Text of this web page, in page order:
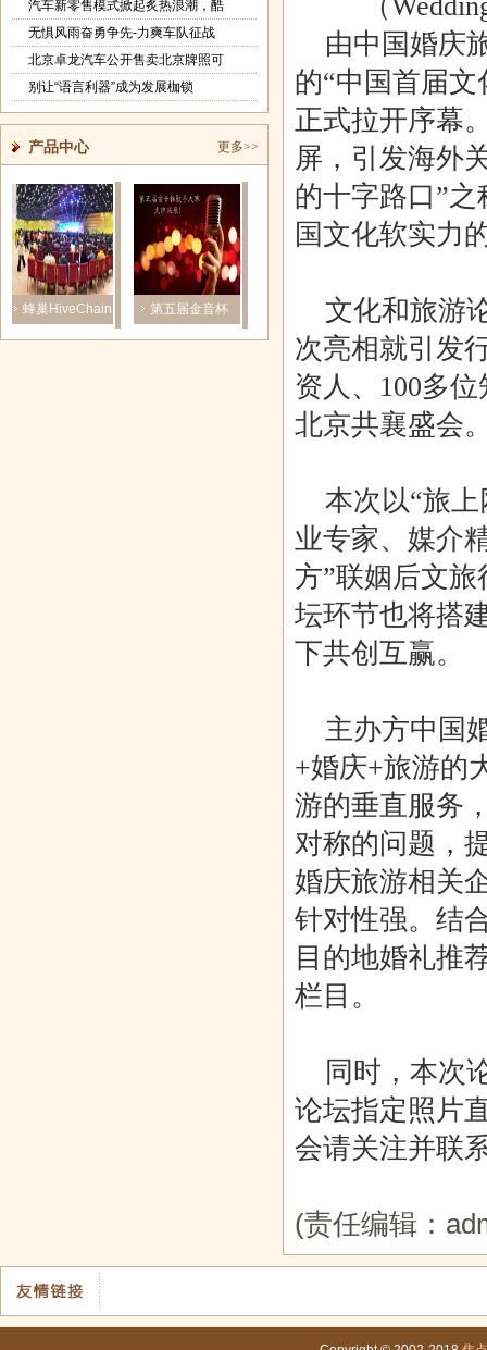
汽车新零售模式掀起炙热浪潮，酷
无惧风雨奋勇争先-力爽车队征战
北京卓龙汽车公开售卖北京牌照可
别让“语言利器”成为发展枷锁
更多>>
产品中心
蜂巢HiveChain
助力 | 2018云
第五届金音杯
歌手大赛首
上海浩禄金
融：上海自贸
第33届深圳国
际家具展 帝
融：上海自贸
际家具展 帝
由中国婚庆
的“中国首届
正式拉开序幕
屏，引发海外
的十字路口”
国文化软实力
文化和旅游
次亮相就引发
资人、100多
北京共襄盛会
本次以“旅上
业专家、媒介
方”联姻后文
坛环节也将搭
下共创互赢。
主办方中国
+婚庆+旅游的
游的垂直服务
对称的问题，
婚庆旅游相关
针对性强。结
目的地婚礼推
栏目。
同时，本次
论坛指定照片
会请关注并联
(责任编辑：